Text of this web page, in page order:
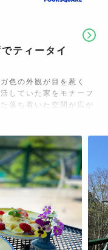
ティータイ
色の外観が目を惹く
していた家をモチーフ
落ち着いた空間が広が
かつてモネが作ったと
ごしましょう。